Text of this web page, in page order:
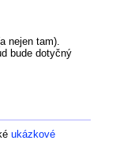
nejen tam).
bude dotyčný
ukázkové